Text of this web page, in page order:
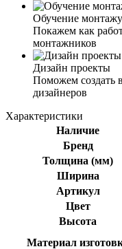
Обучение монтажу
Покажем как
монтажников
Дизайн проекты
Поможем создать
дизайнеров
Характеристики
Наличие
Бренд
Толщина (мм)
Ширина
Артикул
Цвет
Высота
Материал